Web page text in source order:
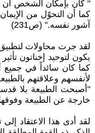
" كان بإمكان الشخص أن
كما أن التحوّل من
آشور نفسه." (ص231)
يكون لتوحيد إخناتون
كما كان سائداً في جميع
لأنفسهم وعلاقتهم
"أصبحت الطبيعة بلا
خارجة عن الطبيعة
لقد أدى هذا الاعتقاد